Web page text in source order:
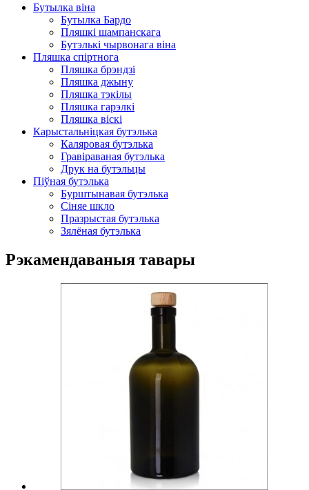
Бутылка віна
Бутылка Бардо
Пляшкі шампанскага
Бутэлькі чырвонага віна
Пляшка спіртнога
Пляшка брэндзі
Пляшка джыну
Пляшка тэкілы
Пляшка гарэлкі
Пляшка віскі
Карыстальніцкая бутэлька
Каляровая бутэлька
Гравіраваная бутэлька
Друк на бутэльцы
Піўная бутэлька
Бурштынавая бутэлька
Сіняе шкло
Празрыстая бутэлька
Зялёная бутэлька
Рэкамендаваныя тавары